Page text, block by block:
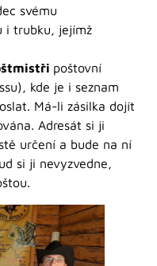
svému
i trubku, jejímž
poštovní
kde je i seznam
Má-li zásilka dojít
Adresát si ji
určení a bude na ní
si ji nevyzvedne,